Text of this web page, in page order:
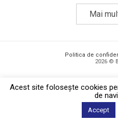
Mai
Politica de
2026 ©
Acest site foloseşte cookies
de
Accept